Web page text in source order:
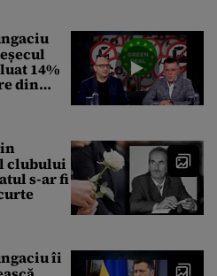
14%
din
clubului
s-ar fi
îi